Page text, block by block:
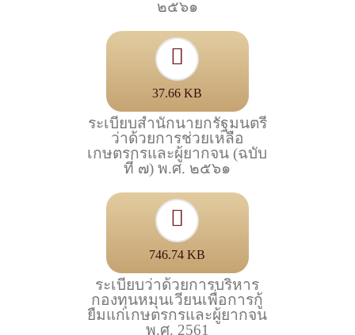
๒๕๖๑
37.66 KB
ระเบียบสํานักนายกรัฐมนตรี
ว่าด้วยการช่วยเหลือ
เกษตรกรและผู้ยากจน (ฉบับ
ที่ ๗) พ.ศ. ๒๕๖๑
746.74 KB
ระเบียบว่าด้วยการบริหาร
กองทุนหมุนเวียนเพื่อการกู้
ยืมแก่เกษตรกรและผู้ยากจน
พ.ศ. 2561